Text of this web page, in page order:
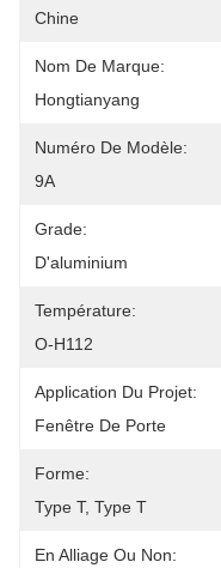
Chine
Nom De Marque:
Hongtianyang
Numéro De Modèle:
9A
Grade:
D'aluminium
Température:
O-H112
Application Du Projet:
Fenêtre De Porte
Forme:
Type T, Type T
En Alliage Ou Non: